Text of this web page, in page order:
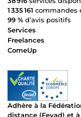
1 335 161 commandes
99 % d’avis positifs
Services
Freelances
ComeUp
Adhère à la
distance (Fevad) et